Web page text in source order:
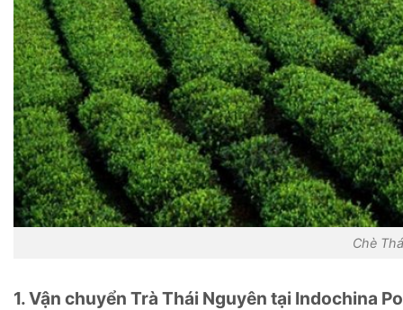
Chè
1. Vận chuyển Trà Thái Nguyên tại Indochina